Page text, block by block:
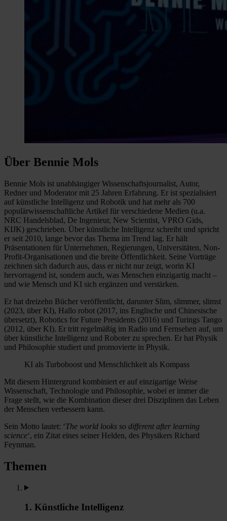
Über Bennie Mols
Bennie Mols ist unabhängiger Wissenschaftsjournalist, Autor,
Redner und Moderator mit 25 Jahren Erfahrung. Er ist spezialisiert
auf künstliche Intelligenz und Robotik und hat mehr als 700
populärwissenschaftliche Artikel für verschiedene Medien (u.a.
NRC Handelsblad, De Ingenieur, New Scientist, VPRO Gids,
KIJK) geschrieben. Über künstliche Intelligenz schreibt und spricht
er seit 2010, lange bevor das Thema im Trend lag. Er hält
Präsentationen für Unternehmen, Regierungen, Universitäten, Non-
Profit-Organisationen und die breite Öffentlichkeit. Seine Vorträge
zeichnen sich dadurch aus, dass er nicht nur zeigt, worin KI
hervorragend ist, sondern auch, was Menschen einzigartig macht –
und wie Mensch und KI sich ergänzen und verstärken.
Er hat dreizehn Bücher veröffentlicht, darunter Slim, slimmer, slimst
(2023, über KI), Hallo robot (2017, ins Englische und Chinesische
übersetzt), Robotics for Future Presidents (2016) und Turings Tango
(2012, über KI). Er tritt regelmäßig im Radio und Fernsehen auf, um
über künstliche Intelligenz und Roboter zu sprechen. Er hat Physik
und Philosophie studiert und promovierte in Physik.
KI als Turboboost und Menschlichkeit als Kompass
Mit diesem Hintergrund kombiniert er auf einzigartige Weise
Wissenschaft, Technologie und Philosophie, wobei er immer die
Frage stellt, wie die Kombination dieser drei Disziplinen das Leben
der Menschen verbessern kann.
Sein Motto lautet: ‘The world looks so different after learning
science‘, ein Zitat eines seiner Helden, des Physikers Richard
Feynman.
Themen
1. Künstliche Intelligenz